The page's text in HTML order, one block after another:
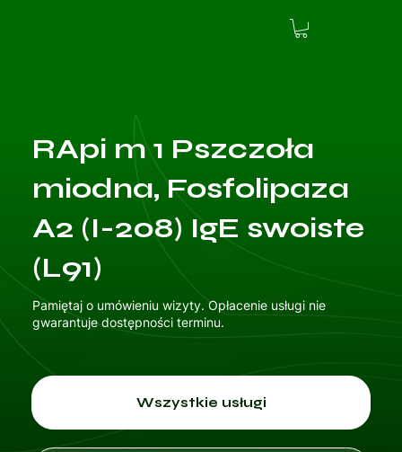
RApi m 1 Pszczoła
miodna, Fosfolipaza
A2 (I-208) IgE swoiste
(L91)
Pamiętaj o umówieniu wizyty. Opłacenie usługi nie
gwarantuje dostępności terminu.
Wszystkie usługi